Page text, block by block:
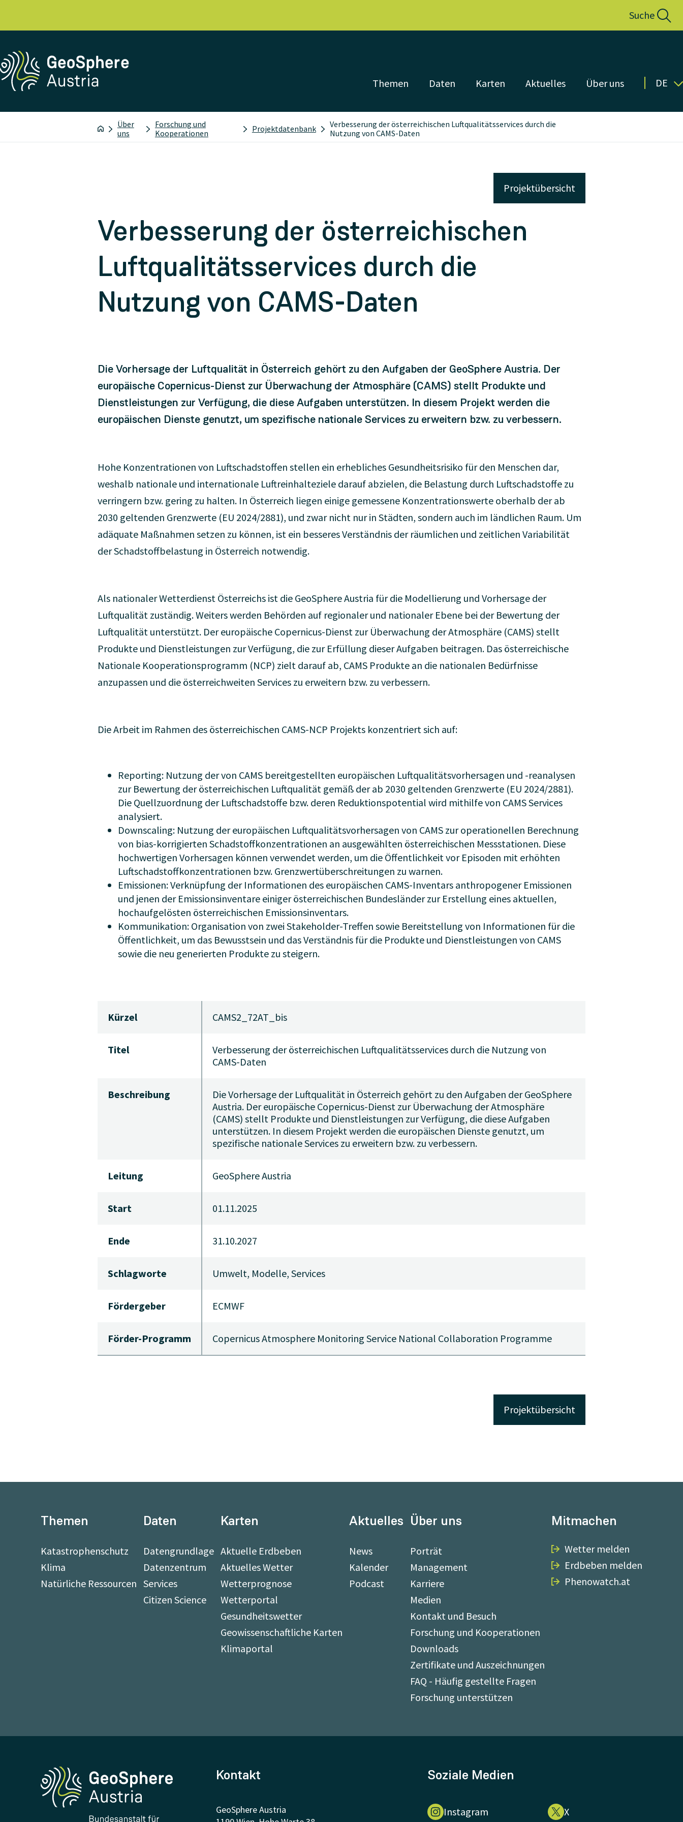
Suche
Themen Daten Karten Aktuelles Über uns DE
Über
uns
Forschung und
Kooperationen
Projektdatenbank
Verbesserung der österreichischen Luftqualitätsservices durch die
Nutzung von CAMS-Daten
Projektübersicht
Verbesserung der österreichischen
Luftqualitätsservices durch die
Nutzung von CAMS-Daten
Die Vorhersage der Luftqualität in Österreich gehört zu den Aufgaben der GeoSphere Austria. Der
europäische Copernicus-Dienst zur Überwachung der Atmosphäre (CAMS) stellt Produkte und
Dienstleistungen zur Verfügung, die diese Aufgaben unterstützen. In diesem Projekt werden die
europäischen Dienste genutzt, um spezifische nationale Services zu erweitern bzw. zu verbessern.
Hohe Konzentrationen von Luftschadstoffen stellen ein erhebliches Gesundheitsrisiko für den Menschen dar,
weshalb nationale und internationale Luftreinhalteziele darauf abzielen, die Belastung durch Luftschadstoffe zu
verringern bzw. gering zu halten. In Österreich liegen einige gemessene Konzentrationswerte oberhalb der ab
2030 geltenden Grenzwerte (EU 2024/2881), und zwar nicht nur in Städten, sondern auch im ländlichen Raum. Um
adäquate Maßnahmen setzen zu können, ist ein besseres Verständnis der räumlichen und zeitlichen Variabilität
der Schadstoffbelastung in Österreich notwendig.
Als nationaler Wetterdienst Österreichs ist die GeoSphere Austria für die Modellierung und Vorhersage der
Luftqualität zuständig. Weiters werden Behörden auf regionaler und nationaler Ebene bei der Bewertung der
Luftqualität unterstützt. Der europäische Copernicus-Dienst zur Überwachung der Atmosphäre (CAMS) stellt
Produkte und Dienstleistungen zur Verfügung, die zur Erfüllung dieser Aufgaben beitragen. Das österreichische
Nationale Kooperationsprogramm (NCP) zielt darauf ab, CAMS Produkte an die nationalen Bedürfnisse
anzupassen und die österreichweiten Services zu erweitern bzw. zu verbessern.
Die Arbeit im Rahmen des österreichischen CAMS-NCP Projekts konzentriert sich auf:
Reporting: Nutzung der von CAMS bereitgestellten europäischen Luftqualitätsvorhersagen und -reanalysen
zur Bewertung der österreichischen Luftqualität gemäß der ab 2030 geltenden Grenzwerte (EU 2024/2881).
Die Quellzuordnung der Luftschadstoffe bzw. deren Reduktionspotential wird mithilfe von CAMS Services
analysiert.
Downscaling: Nutzung der europäischen Luftqualitätsvorhersagen von CAMS zur operationellen Berechnung
von bias-korrigierten Schadstoffkonzentrationen an ausgewählten österreichischen Messstationen. Diese
hochwertigen Vorhersagen können verwendet werden, um die Öffentlichkeit vor Episoden mit erhöhten
Luftschadstoffkonzentrationen bzw. Grenzwertüberschreitungen zu warnen.
Emissionen: Verknüpfung der Informationen des europäischen CAMS-Inventars anthropogener Emissionen
und jenen der Emissionsinventare einiger österreichischen Bundesländer zur Erstellung eines aktuellen,
hochaufgelösten österreichischen Emissionsinventars.
Kommunikation: Organisation von zwei Stakeholder-Treffen sowie Bereitstellung von Informationen für die
Öffentlichkeit, um das Bewusstsein und das Verständnis für die Produkte und Dienstleistungen von CAMS
sowie die neu generierten Produkte zu steigern.
Kürzel CAMS2_72AT_bis
Titel
Verbesserung der österreichischen Luftqualitätsservices durch die Nutzung von
CAMS-Daten
Beschreibung
Die Vorhersage der Luftqualität in Österreich gehört zu den Aufgaben der GeoSphere
Austria. Der europäische Copernicus-Dienst zur Überwachung der Atmosphäre
(CAMS) stellt Produkte und Dienstleistungen zur Verfügung, die diese Aufgaben
unterstützen. In diesem Projekt werden die europäischen Dienste genutzt, um
spezifische nationale Services zu erweitern bzw. zu verbessern.
Leitung GeoSphere Austria
Start 01.11.2025
Ende 31.10.2027
Schlagworte Umwelt, Modelle, Services
Fördergeber ECMWF
Förder-Programm Copernicus Atmosphere Monitoring Service National Collaboration Programme
Projektübersicht
Themen
Katastrophenschutz
Klima
Natürliche Ressourcen
Daten
Datengrundlage
Datenzentrum
Services
Citizen Science
Karten
Aktuelle Erdbeben
Aktuelles Wetter
Wetterprognose
Wetterportal
Gesundheitswetter
Geowissenschaftliche Karten
Klimaportal
Aktuelles
News
Kalender
Podcast
Über uns
Porträt
Management
Karriere
Medien
Kontakt und Besuch
Forschung und Kooperationen
Downloads
Zertifikate und Auszeichnungen
FAQ - Häufig gestellte Fragen
Forschung unterstützen
Mitmachen
Wetter melden
Erdbeben melden
Phenowatch.at
Kontakt
GeoSphere Austria
Soziale Medien
Instagram X